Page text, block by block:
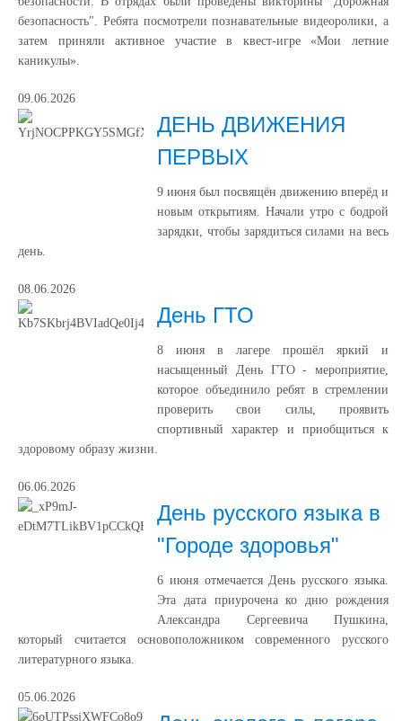
безопасность". Ребята посмотрели познавательные видеоролики, а
затем приняли активное участие в квест-игре «Мои летние
каникулы».
09.06.2026
ДЕНЬ ДВИЖЕНИЯ
ПЕРВЫХ
9 июня был посвящён движению вперёд и
новым открытиям. Начали утро с бодрой
зарядки, чтобы зарядиться силами на весь
день.
08.06.2026
День ГТО
8 июня в лагере прошёл яркий и
насыщенный День ГТО - мероприятие,
которое объединило ребят в стремлении
проверить свои силы, проявить
спортивный характер и приобщиться к
здоровому образу жизни.
06.06.2026
День русского языка в
"Городе здоровья"
6 июня отмечается День русского языка.
Эта дата приурочена ко дню рождения
Александра Сергеевича Пушкина,
который считается основоположником современного русского
литературного языка.
05.06.2026